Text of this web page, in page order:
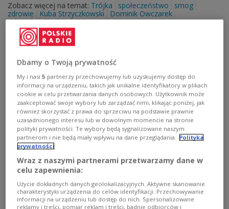
Zobacz więcej na temat: Trójka społeczeństwo
smog
zdrowie
Kuba Strzyczkowski
Dominik Owczarek
Adam Gendźwiłł
Czy prawo do odmowy usługi bez
przyczyny powinno istnieć?
Sąd Najwyższy odrzucił kasację Zbigniewa Ziobry w
sprawie drukarza Adama J., który odmówił wykonania
usługi dla organizacji działającej na rzecz osób
Dbamy o Twoją prywatność
My i nasi5 partnerzy przechowujemy lub uzyskujemy dostęp do
informacji na urządzeniu, takich jak unikalne identyfikatory w plikach
cookie w celu przetwarzania danych osobowych. Użytkownik może
zaakceptować swoje wybory lub zarządzać nimi, klikając poniżej, jak
również skorzystać z prawa do sprzeciwu na podstawie prawnie
uzasadnionego interesu lub w dowolnym momencie na stronie
polityki prywatności. Te wybory będą sygnalizowane naszym
partnerom i nie będą miały wpływu na dane przeglądania.
Polityka
prywatności
Wraz z naszymi partnerami przetwarzamy dane w
celu zapewnienia:
Użycie dokładnych danych geolokalizacyjnych. Aktywne skanowanie
charakterystyki urządzenia do celów identyfikacji. Przechowywanie
informacji na urządzeniu lub dostęp do nich. Spersonalizowane
reklamy i treści, pomiar reklam i treści, badnie odbiorców i